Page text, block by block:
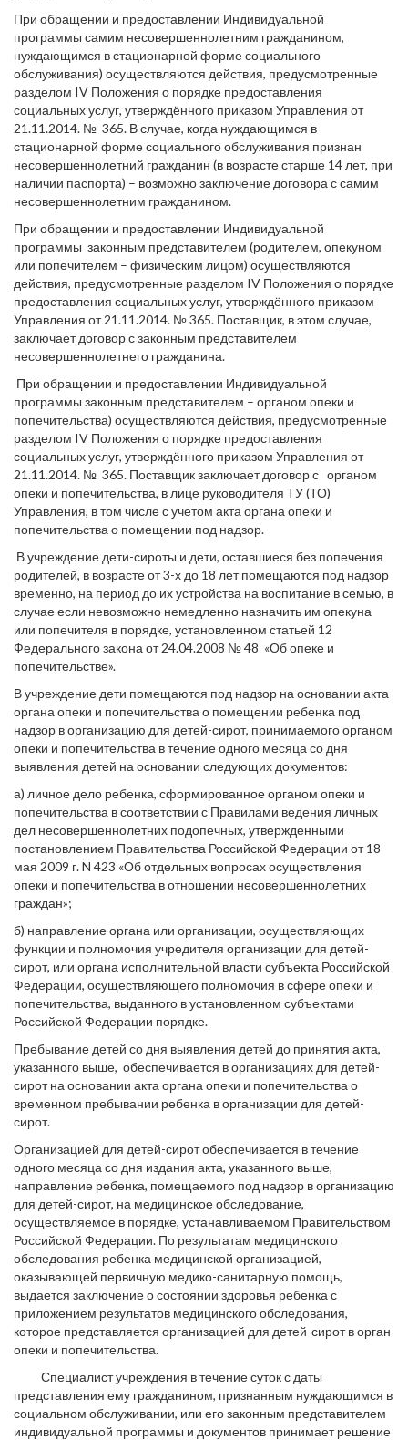
При обращении и предоставлении Индивидуальной
программы самим несовершеннолетним гражданином,
нуждающимся в стационарной форме социального
обслуживания) осуществляются действия, предусмотренные
разделом IV Положения о порядке предоставления
социальных услуг, утверждённого приказом Управления от
21.11.2014. № 365. В случае, когда нуждающимся в
стационарной форме социального обслуживания признан
несовершеннолетний гражданин (в возрасте старше 14 лет, при
наличии паспорта) – возможно заключение договора с самим
несовершеннолетним гражданином.
При обращении и предоставлении Индивидуальной
программы законным представителем (родителем, опекуном
или попечителем – физическим лицом) осуществляются
действия, предусмотренные разделом IV Положения о порядке
предоставления социальных услуг, утверждённого приказом
Управления от 21.11.2014. № 365. Поставщик, в этом случае,
заключает договор с законным представителем
несовершеннолетнего гражданина.
При обращении и предоставлении Индивидуальной
программы законным представителем – органом опеки и
попечительства) осуществляются действия, предусмотренные
разделом IV Положения о порядке предоставления
социальных услуг, утверждённого приказом Управления от
21.11.2014. № 365. Поставщик заключает договор с органом
опеки и попечительства, в лице руководителя ТУ (ТО)
Управления, в том числе с учетом акта органа опеки и
попечительства о помещении под надзор.
В учреждение дети-сироты и дети, оставшиеся без попечения
родителей, в возрасте от 3-х до 18 лет помещаются под надзор
временно, на период до их устройства на воспитание в семью, в
случае если невозможно немедленно назначить им опекуна
или попечителя в порядке, установленном статьей 12
Федерального закона от 24.04.2008 № 48 «Об опеке и
попечительстве».
В учреждение дети помещаются под надзор на основании акта
органа опеки и попечительства о помещении ребенка под
надзор в организацию для детей-сирот, принимаемого органом
опеки и попечительства в течение одного месяца со дня
выявления детей на основании следующих документов:
а) личное дело ребенка, сформированное органом опеки и
попечительства в соответствии с Правилами ведения личных
дел несовершеннолетних подопечных, утвержденными
постановлением Правительства Российской Федерации от 18
мая 2009 г. N 423 «Об отдельных вопросах осуществления
опеки и попечительства в отношении несовершеннолетних
граждан»;
б) направление органа или организации, осуществляющих
функции и полномочия учредителя организации для детей-
сирот, или органа исполнительной власти субъекта Российской
Федерации, осуществляющего полномочия в сфере опеки и
попечительства, выданного в установленном субъектами
Российской Федерации порядке.
Пребывание детей со дня выявления детей до принятия акта,
указанного выше, обеспечивается в организациях для детей-
сирот на основании акта органа опеки и попечительства о
временном пребывании ребенка в организации для детей-
сирот.
Организацией для детей-сирот обеспечивается в течение
одного месяца со дня издания акта, указанного выше,
направление ребенка, помещаемого под надзор в организацию
для детей-сирот, на медицинское обследование,
осуществляемое в порядке, устанавливаемом Правительством
Российской Федерации. По результатам медицинского
обследования ребенка медицинской организацией,
оказывающей первичную медико-санитарную помощь,
выдается заключение о состоянии здоровья ребенка с
приложением результатов медицинского обследования,
которое представляется организацией для детей-сирот в орган
опеки и попечительства.
Специалист учреждения в течение суток с даты
представления ему гражданином, признанным нуждающимся в
социальном обслуживании, или его законным представителем
индивидуальной программы и документов принимает решение